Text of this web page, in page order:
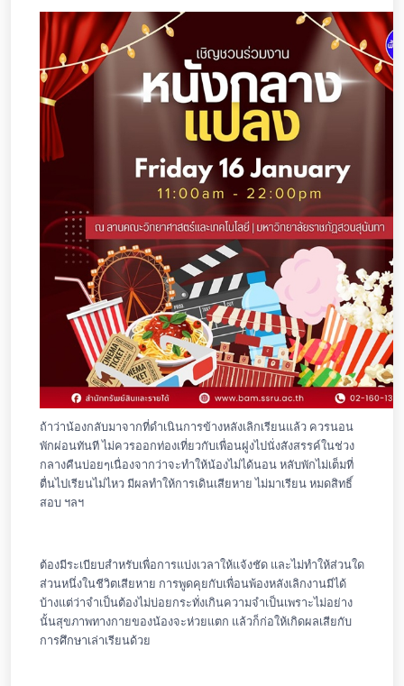
ถ้าว่าน้องกลับมาจากที่ดำเนินการข้างหลังเลิกเรียนแล้ว ควรนอน
พักผ่อนทันที ไม่ควรออกท่องเที่ยวกับเพื่อนฝูงไปนั่งสังสรรค์ในช่วง
กลางคืนบ่อยๆเนื่องจากว่าจะทำให้น้องไม่ได้นอน หลับพักไม่เต็มที่
ตื่นไปเรียนไม่ไหว มีผลทำให้การเดินเสียหาย ไม่มาเรียน หมดสิทธิ์
สอบ ฯลฯ
ต้องมีระเบียบสำหรับเพื่อการแบ่งเวลาให้แจ้งชัด และไม่ทำให้ส่วนใด
ส่วนหนึ่งในชีวิตเสียหาย การพูดคุยกับเพื่อนพ้องหลังเลิกงานมีได้
บ้างแต่ว่าจำเป็นต้องไม่บ่อยกระทั่งเกินความจำเป็นเพราะไม่อย่าง
นั้นสุขภาพทางกายของน้องจะห่วยแตก แล้วก็ก่อให้เกิดผลเสียกับ
การศึกษาเล่าเรียนด้วย